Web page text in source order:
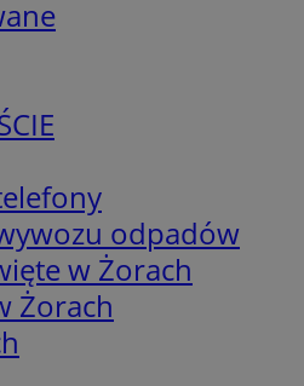
odpadów
w Żorach
Żorach